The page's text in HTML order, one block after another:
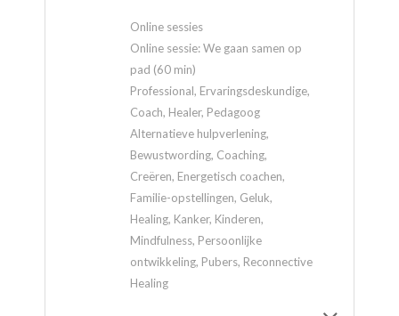
Online sessies
Online sessie: We gaan samen op
pad (60 min)
Professional, Ervaringsdeskundige,
Coach, Healer, Pedagoog
Alternatieve hulpverlening,
Bewustwording, Coaching,
Creëren, Energetisch coachen,
Familie-opstellingen, Geluk,
Healing, Kanker, Kinderen,
Mindfulness, Persoonlijke
ontwikkeling, Pubers, Reconnective
Healing